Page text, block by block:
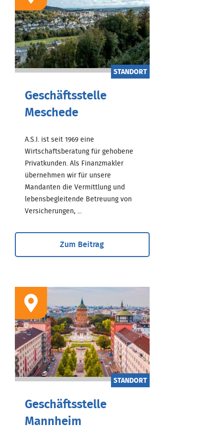
STANDORT
Geschäftsstelle
Meschede
A.S.I. ist seit 1969 eine
Wirtschaftsberatung für gehobene
Privatkunden. Als Finanzmakler
übernehmen wir für unsere
Mandanten die Vermittlung und
lebensbegleitende Betreuung von
Versicherungen, ...
Zum Beitrag
STANDORT
Geschäftsstelle
Mannheim